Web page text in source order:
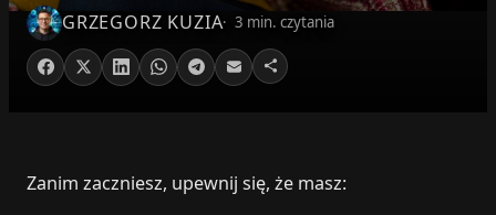
GRZEGORZ KUZIA 3 min. czytania
Zanim zaczniesz, upewnij się, że masz: